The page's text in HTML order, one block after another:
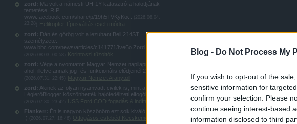
Blog - Do Not Process My
If you wish to opt-out of the
sensitive information for
confirm your selection. Please
continue seeing interest-based
information disclosed to third
zord: Ma volt a námesti UH-1Y katasztrófa halottjának
temetése. RIP
www.facebook.com/share/p/19h5TVKyKo...
Helikopter-típusváltás cseh módra
zord: Dán és görög volt a lezuhant Bell 214ST
személyzete:
www.bbc.com/news/articles/c1417713ve6o Zord
Korintoszi tűzoltók
zord: Vége a nyomtatott Magyar Nemzet napilapnak,
ahol, illetve annak jog- és funkcionâlis elődjeinél 20...
Magyar Nemzet Aranytoll
zord: Akinek az olyan nyamvadt civilek is, mint a
LégierőBlogger köszönhették hajófedêlzeti elfogókötel...
USS Ford COD fogadás & indítás
Flankerr: Én is nagyon köszönöm ezt sok kiváló képet
:)
Ötfogásos estebéd Kecskeméten